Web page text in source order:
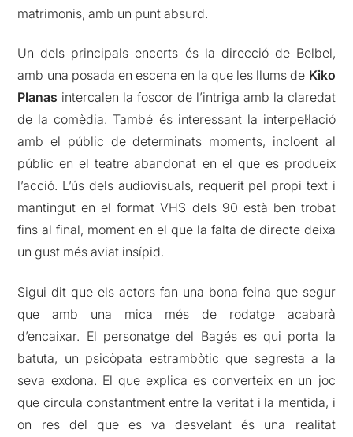
matrimonis, amb un punt absurd.
Un dels principals encerts és la direcció de Belbel,
amb una posada en escena en la que les llums de Kiko
Planas intercalen la foscor de l’intriga amb la claredat
de la comèdia. També és interessant la interpel·lació
amb el públic de determinats moments, incloent al
públic en el teatre abandonat en el que es produeix
l’acció. L’ús dels audiovisuals, requerit pel propi text i
mantingut en el format VHS dels 90 està ben trobat
fins al final, moment en el que la falta de directe deixa
un gust més aviat insípid.
Sigui dit que els actors fan una bona feina que segur
que amb una mica més de rodatge acabarà
d’encaixar. El personatge del Bagés es qui porta la
batuta, un psicòpata estrambòtic que segresta a la
seva exdona. El que explica es converteix en un joc
que circula constantment entre la veritat i la mentida, i
on res del que es va desvelant és una realitat